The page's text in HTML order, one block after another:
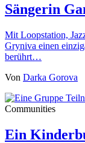
Sängerin
Mit Loopstation,
Gryniva einen
berührt…
Von Darka Gorova
Communities
Ein